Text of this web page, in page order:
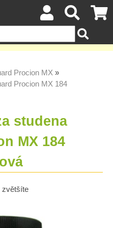
Procion MX
Procion MX 184
studena
MX 184
zvětšíte